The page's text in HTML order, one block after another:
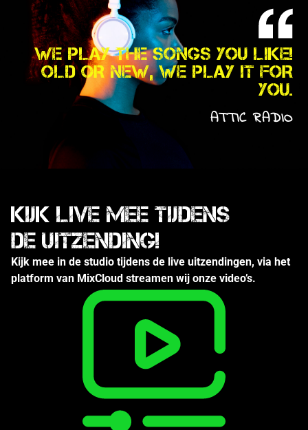
WE PLAY THE SONGS YOU LIKE!
OLD OR NEW, WE PLAY IT FOR
YOU.
ATTIC RADIO
Kijk Live mee tijdens
de uitzending!
Kijk mee in de studio tijdens de live uitzendingen, via het
platform van MixCloud streamen wij onze video’s.